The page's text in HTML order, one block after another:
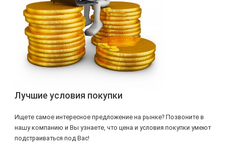
Лучшие условия покупки
Ищете самое интересное предложение на рынке? Позвоните в
нашу компанию и Вы узнаете, что цена и условия покупки умеют
подстраиваться под Вас!